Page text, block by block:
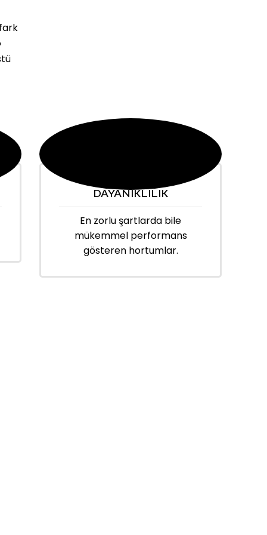
DAYANIKLILIK
En zorlu şartlarda bile
mükemmel performans
gösteren hortumlar.